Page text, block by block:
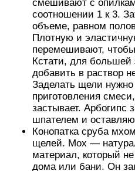
смешивают с
соотношении 1 к 3.
объеме, равном
Плотную и
перемешивают,
Кстати, для большей
добавить в раствор
Заделать щели нужно
приготовления
застывает. Арбогипс
шпателем и
Конопатка сруба
щелей. Мох —
материал, который
дома или бани. Он